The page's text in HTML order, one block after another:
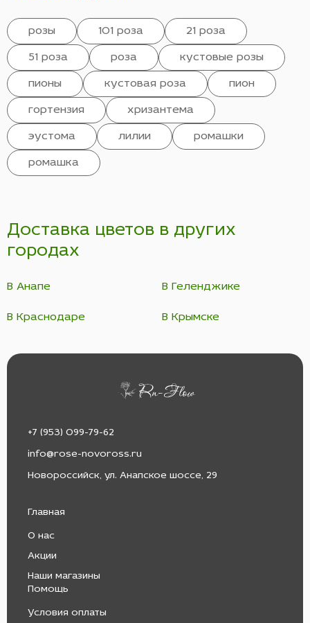
розы 101 роза 21 роза
51 роза роза кустовые розы
пионы кустовая роза пион
гортензия хризантема
эустома лилии ромашки
ромашка
Доставка цветов в других
городах
В Анапе В Геленджике
В Краснодаре В Крымске
+7 (953) 099-79-62
info@rose-novoross.ru
Новороссийск, ул. Анапское шоссе, 29
Главная
О нас
Акции
Наши магазины
Помощь
Условия оплаты